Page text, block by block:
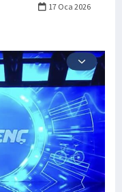
17 Oca 2026